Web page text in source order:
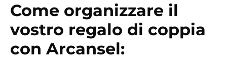
Come organizzare il
vostro regalo di coppia
con Arcansel: